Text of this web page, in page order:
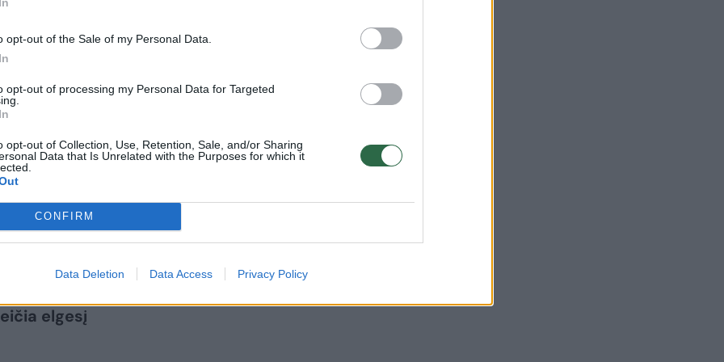
opt-out of the Sale of my Personal Data.
opt-out of processing my Personal Data for Targeted
opt-out of Collection, Use, Retention, Sale, and/or Sharing
Data that Is Unrelated with the Purposes for which it
CONFIRM
Data Deletion Data Access Privacy Policy
yra uždaresni, piktesni, tačiau
Jie nemėgsta kalbėti viešai, prieš
gali save keisti taip, kaip jis nori,
tiek prie fizinės išvaizdos labai
gyvena. „Pažiūrėkite į iš Lietuvos
tam tikroje šalyje jie pakeičia
nuo to, kaip jiems pasisekė,
– visa tai juk irgi susiję“, – šyptelėjo
elgesį